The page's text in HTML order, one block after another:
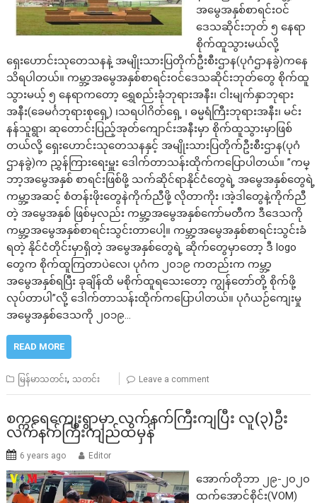
အမွေအနှစ်စာရင်းဝင်
ဒေသဆိုင်းဘုတ် ၅ နေရာ
စိုက်ထူသွားမယ်လို့
ရှေးဟောင်းသုတေသနနဲ့ အမျိုးသားပြတိုက်ဦးစီးဌာန(ပုဂံဌာနခွဲ)ကနေ
သိရပါတယ်။ ကမ္ဘာ့အမွေအနှစ်စာရင်းဝင်ဒေသဆိုင်းဘုတ်တွေ စိုက်ထူ
သွားမယ့် ၅ နေရာကတော့ ရွှေစည်းခုံဘုရားအနီး၊ ငါးမျက်နှာဘုရား
အနီး(ခေမင်္ဂဘုရားစုရှေ့) ၊သရပါဂိတ်ရှေ့ ၊ ဓမ္မရံကြီးဘုရားအနီး၊ မင်း
နန်သူရွာ၊ ဆုတောင်းပြည့်အုတ်ကျောင်းအနီးမှာ စိုက်ထူသွားမှာဖြစ်
တယ်လို့ ရှေးဟောင်းသုတေသနနှင့် အမျိုးသားပြတိုက်ဦးစီးဌာန(ပုဂံ
ဌာနခွဲ)က ညွှန်ကြားရေးမှူး ဒေါက်တာသန်းထိုက်ကပြောပါတယ်။ ”ကမ္
ဘာ့အမွေအနှစ် စာရင်းဖြစ်ဖို့ သက်ဆိုင်ရာနိုင်ငံတွေရဲ့ အမွေအနှစ်တွေရဲ့
ကမ္ဘာ့အဆင့် စံတန်းဖိုးတွေနဲကိုက်ညီဖို့ လိုတာကိုး ၊အဲ့ဒါတွေနဲ့ကိုက်ညီ
တဲ့ အမွေအနှစ် ဖြစ်မှလည်း ကမ္ဘာ့အမွေအနှစ်ကော်မတီက ဒီဒေသကို
ကမ္ဘာ့အမွေအနှစ်စာရင်းသွင်းတာပေါ့။ ကမ္ဘာ့အမွေအနှစ်စာရင်းသွင်းခံ
ရတဲ့ နိုင်ငံတိုင်းမှာရှိတဲ့ အမွေအနှစ်တွေရဲ့ ဆိုက်တွေမှာတော့ ဒီ logo
တွေက စိုက်ထူကြတာပဲလေ၊ ပုဂံက ၂၀၁၉ ကတည်းက ကမ္ဘာ့
အမွေအနှစ်ရပြီး ခုချိန်ထိ မစိုက်ထူရသေးတော့ ကျွန်တော်တို့ စိုက်ဖို့
လုပ်တာပါ”လို့ ဒေါက်တာသန်းထိုက်ကပြောပါတယ်။ ပုဂံယဉ်ကျေးမှု
အမွေအနှစ်ဒေသကို ၂၀၁၉…
READ MORE
မြန်မာသတင်း, သတင်း Leave a comment
စက္ကရေကျေးရွာမှာ လက်နက်ကြီးကျပြီး လူ(၃)ဦး
လက်နက်ကြီးကျည်ထိမှန်
6 years ago Editor
အောက်တိုဘာ ၂၉-၂၀၂၀
ထက်အောင်စိုင်း(VOM)